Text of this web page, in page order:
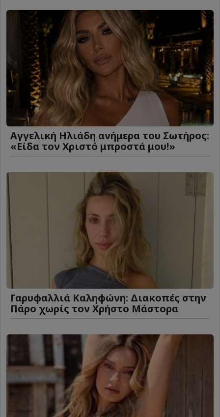
Αγγελική Ηλιάδη ανήμερα του Σωτήρος:
«Είδα τον Χριστό μπροστά μου!»
Γαρυφαλλιά Καληφώνη: Διακοπές στην
Πάρο χωρίς τον Χρήστο Μάστορα